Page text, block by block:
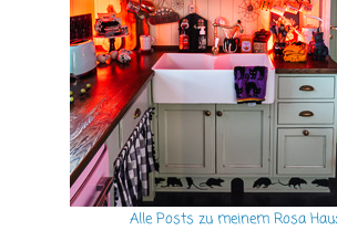
Alle Posts zu meinem Rosa